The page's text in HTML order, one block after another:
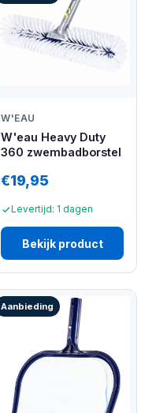
W'EAU
W'eau Heavy Duty
360 zwembadborstel
€19,95
Levertijd: 1 dagen
Bekijk product
Aanbieding